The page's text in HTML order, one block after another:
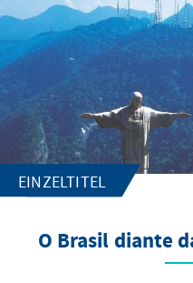
EINZELTITEL
O Brasil diante